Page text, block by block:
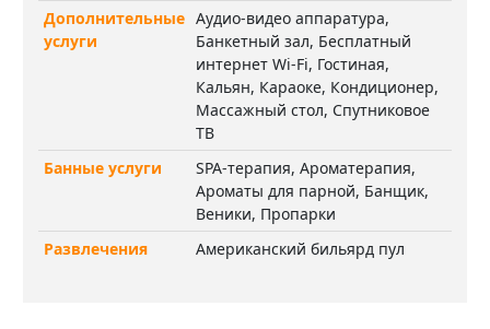
Дополнительные
услуги
Аудио-видео аппаратура,
Банкетный зал, Бесплатный
интернет Wi-Fi, Гостиная,
Кальян, Караоке, Кондиционер,
Массажный стол, Спутниковое
ТВ
Банные услуги
SPA-терапия, Ароматерапия,
Ароматы для парной, Банщик,
Веники, Пропарки
Развлечения
Американский бильярд пул